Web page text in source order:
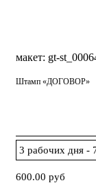
макет: gt-
Штамп «ДОГОВОР»
600.00 руб